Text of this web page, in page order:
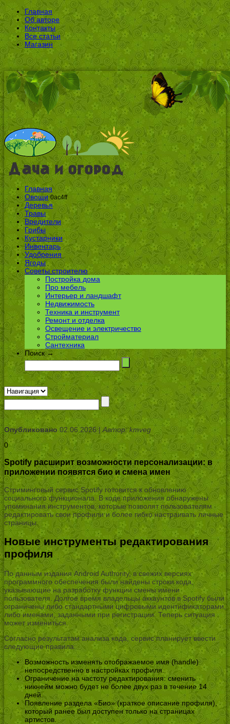
Главная
Об авторе
Контакты
Все статьи
Магазин
Главная
Овощи 0ac4ff
Деревья
Травы
Вредители
Грибы
Кустарники
Инвентарь
Удобрения
Ягоды
Советы строителю
Постройка дома
Про мебель
Интерьер и ландшафт
Недвижимость
Техника и инструмент
Ремонт и отделка
Освещение и электричество
Стройматериал
Сантехника
Поиск →
Опубликовано02.06.2026 |Автор: kmveg
0
Spotify расширит возможности персонализации: в
приложении появятся био и смена имен
Стриминговый сервис Spotify готовится к обновлению
социального функционала. В коде приложения обнаружены
упоминания инструментов, которые позволят пользователям
редактировать свои профили и более гибко настраивать личные
страницы.
Новые инструменты редактирования
профиля
По данным издания Android Authority, в свежих версиях
программного обеспечения были найдены строки кода,
указывающие на разработку функции смены имени
пользователя. Долгое время владельцы аккаунтов в Spotify были
ограничены либо стандартными цифровыми идентификаторами,
либо именами, заданными при регистрации. Теперь ситуация
может измениться.
Согласно результатам анализа кода, сервис планирует ввести
следующие правила:
Возможность изменять отображаемое имя (handle)
непосредственно в настройках профиля.
Ограничение на частоту редактирования: сменить
никнейм можно будет не более двух раз в течение 14
дней.
Появление раздела «Био» (краткое описание профиля),
который ранее был доступен только на страницах
артистов.